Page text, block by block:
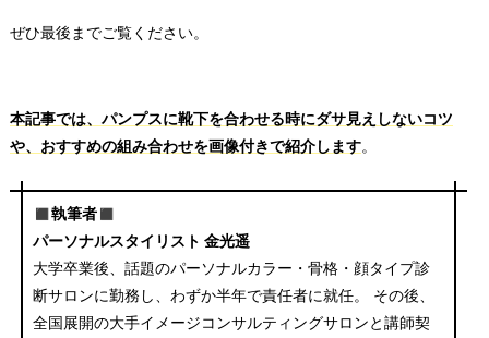
ぜひ最後までご覧ください。
本記事では、パンプスに靴下を合わせる時にダサ見えしないコツ
や、おすすめの組み合わせを画像付きで紹介します。
◼︎執筆者◼︎
パーソナルスタイリスト 金光遥
大学卒業後、話題のパーソナルカラー・骨格・顔タイプ診
断サロンに勤務し、わずか半年で責任者に就任。 その後、
全国展開の大手イメージコンサルティングサロンと講師契